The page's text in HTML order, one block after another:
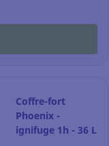
Coffre-fort
Phoenix -
ignifuge 1h - 36 L